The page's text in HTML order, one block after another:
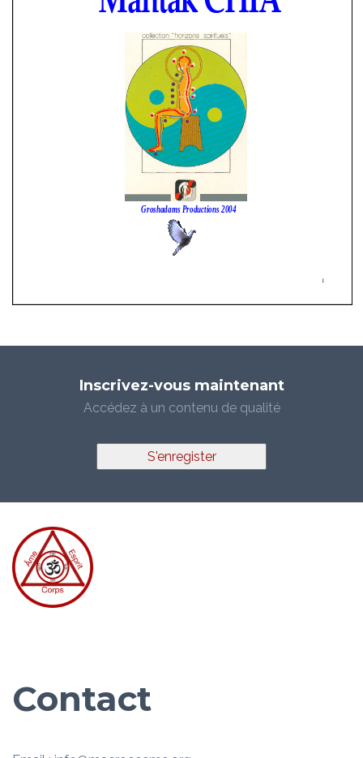
Inscrivez-vous maintenant
Accédez à un contenu de qualité
S'enregister
Contact